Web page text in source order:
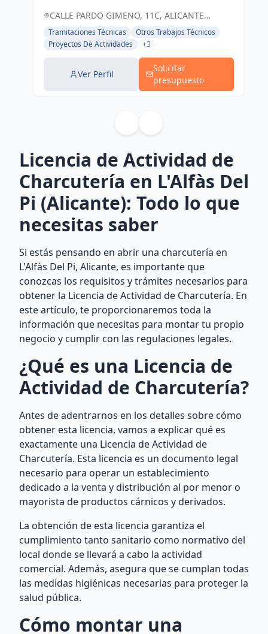
CALLE PARDO GIMENO, 11C, ALICANTE
(ALACANT), ESPAÑA, España
Tramitaciones Técnicas
Otros Trabajos Técnicos
Proyectos De Actividades
+3
Ver Perfil
Solicitar
presupuesto
Licencia de Actividad de
Charcutería en L'Alfàs Del
Pi (Alicante): Todo lo que
necesitas saber
Si estás pensando en abrir una charcutería en
L'Alfàs Del Pi, Alicante, es importante que
conozcas los requisitos y trámites necesarios para
obtener la Licencia de Actividad de Charcutería. En
este artículo, te proporcionaremos toda la
información que necesitas para montar tu propio
negocio y cumplir con las regulaciones legales.
¿Qué es una Licencia de
Actividad de Charcutería?
Antes de adentrarnos en los detalles sobre cómo
obtener esta licencia, vamos a explicar qué es
exactamente una Licencia de Actividad de
Charcutería. Esta licencia es un documento legal
necesario para operar un establecimiento
dedicado a la venta y distribución al por menor o
mayorista de productos cárnicos y derivados.
La obtención de esta licencia garantiza el
cumplimiento tanto sanitario como normativo del
local donde se llevará a cabo la actividad
comercial. Además, asegura que se cumplan todas
las medidas higiénicas necesarias para proteger la
salud pública.
Cómo montar una